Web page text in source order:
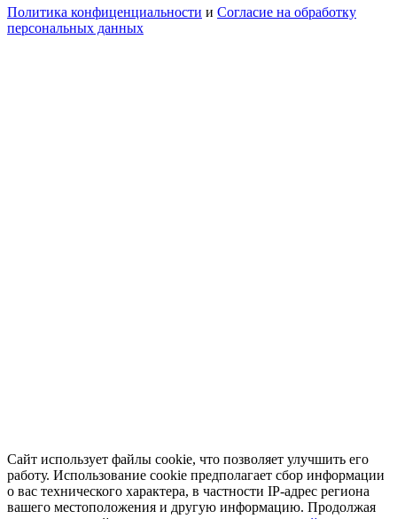
Политика конфиценциальности и Согласие на обработку
персональных данных
Сайт использует файлы cookie, что позволяет улучшить его
работу. Использование cookie предполагает сбор информации
о вас технического характера, в частности IP-адрес региона
вашего местоположения и другую информацию. Продолжая